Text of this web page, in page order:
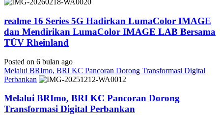
realme 16 Series 5G Hadirkan LumaColor IMAGE
dan Mendirikan LumaColor IMAGE LAB Bersama
TÜV Rheinland
Posted on 6 bulan ago
Melalui BRImo, BRI KC Pancoran Dorong Transformasi Digital
Perbankan
Melalui BRImo, BRI KC Pancoran Dorong
Transformasi Digital Perbankan